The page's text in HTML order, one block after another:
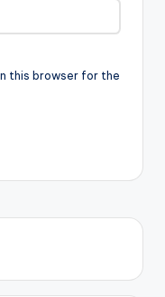
this browser for the